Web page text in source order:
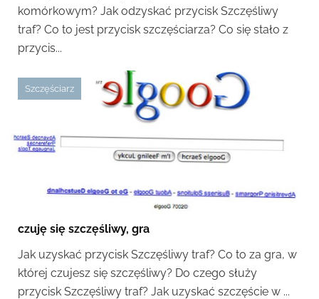
komórkowym? Jak odzyskać przycisk Szczęśliwy
traf? Co to jest przycisk szczęściarza? Co się stało z
przycis...
Szczęściarz
czuję się szczęśliwy, gra
Jak uzyskać przycisk Szczęśliwy traf? Co to za gra, w
której czujesz się szczęśliwy? Do czego służy
przycisk Szczęśliwy traf? Jak uzyskać szczęście w ...